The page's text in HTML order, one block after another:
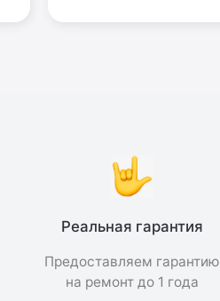
Реальная гарантия
Предоставляем гарантию
на ремонт до 1 года